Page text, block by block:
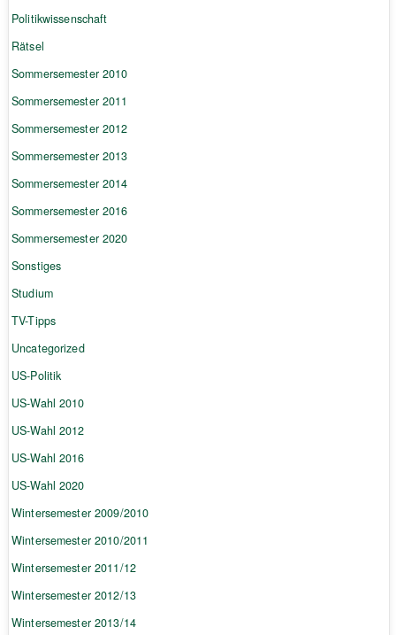
Politikwissenschaft
Rätsel
Sommersemester 2010
Sommersemester 2011
Sommersemester 2012
Sommersemester 2013
Sommersemester 2014
Sommersemester 2016
Sommersemester 2020
Sonstiges
Studium
TV-Tipps
Uncategorized
US-Politik
US-Wahl 2010
US-Wahl 2012
US-Wahl 2016
US-Wahl 2020
Wintersemester 2009/2010
Wintersemester 2010/2011
Wintersemester 2011/12
Wintersemester 2012/13
Wintersemester 2013/14